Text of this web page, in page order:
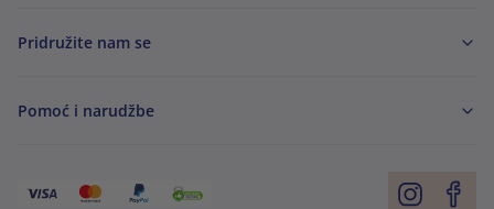
Pridružite nam se
Pomoć i narudžbe